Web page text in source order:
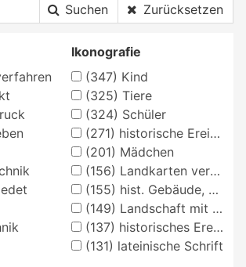
Suchen Zurücksetzen
Ikonografie
(347) Kind
(325) Tiere
(324) Schüler
(271) historische Ereignisse, Personen, Orte
(201) Mädchen
(156) Landkarten verschiedener Länder und Regionen
(155) hist. Gebäude, Örtlichkeit, Straße
(149) Landschaft mit Anlagen
(137) historisches Ereignis, Situation
(131) lateinische Schrift